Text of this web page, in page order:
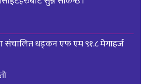
संचालित धड्कन एफ एम ९१.८ मेगाहर्ज